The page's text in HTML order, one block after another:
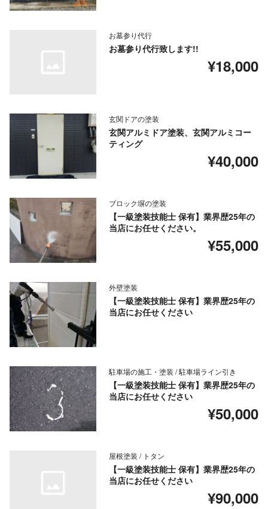
お墓参り代行
お墓参り代行致します!!
¥18,000
玄関ドアの塗装
玄関アルミドア塗装、玄関アルミコー
ティング
¥40,000
ブロック塀の塗装
【一級塗装技能士 保有】業界歴25年の
当店にお任せください。
¥55,000
外壁塗装
【一級塗装技能士 保有】業界歴25年の
当店にお任せください
駐車場の施工・塗装 / 駐車場ライン引き
【一級塗装技能士 保有】業界歴25年の
当店にお任せください
¥50,000
屋根塗装 / トタン
【一級塗装技能士 保有】業界歴25年の
当店にお任せください
¥90,000